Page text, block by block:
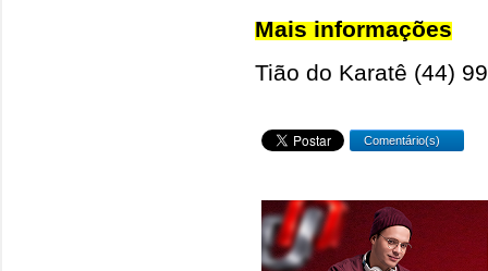
Mais informações
Tião do Karatê (44)
Comentário(s)